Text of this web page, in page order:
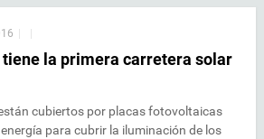
tiene la primera carretera solar
cubiertos por placas fotovoltaicas
para cubrir la iluminación de los